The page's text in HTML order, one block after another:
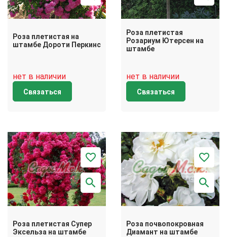
Роза плетистая на
штамбе Дороти Перкинс
нет в наличии
Связаться
Роза плетистая
Розариум Ютерсен на
штамбе
нет в наличии
Связаться
Роза плетистая Супер
Эксельза на штамбе
Роза почвопокровная
Диамант на штамбе